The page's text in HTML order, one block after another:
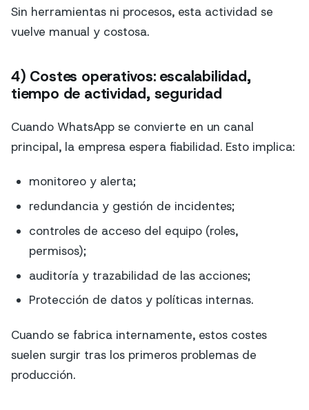
Sin herramientas ni procesos, esta actividad se
vuelve manual y costosa.
4) Costes operativos: escalabilidad,
tiempo de actividad, seguridad
Cuando WhatsApp se convierte en un canal
principal, la empresa espera fiabilidad. Esto implica:
monitoreo y alerta;
redundancia y gestión de incidentes;
controles de acceso del equipo (roles,
permisos);
auditoría y trazabilidad de las acciones;
Protección de datos y políticas internas.
Cuando se fabrica internamente, estos costes
suelen surgir tras los primeros problemas de
producción.